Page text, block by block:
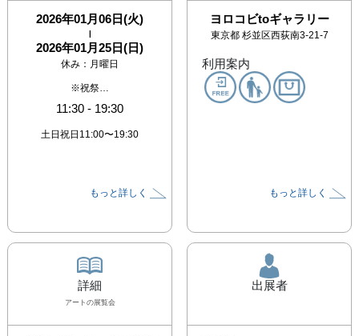
2026年01月06日(火)
|
2026年01月25日(日)
休み： 月曜日
※祝祭…
11:30 - 19:30
土日祝日11:00〜19:30
もっと詳しく
ヨロコビtoギャラリー
東京都 杉並区西荻南3-21-7
利用案内
もっと詳しく
詳細
アート の展覧会
出展者